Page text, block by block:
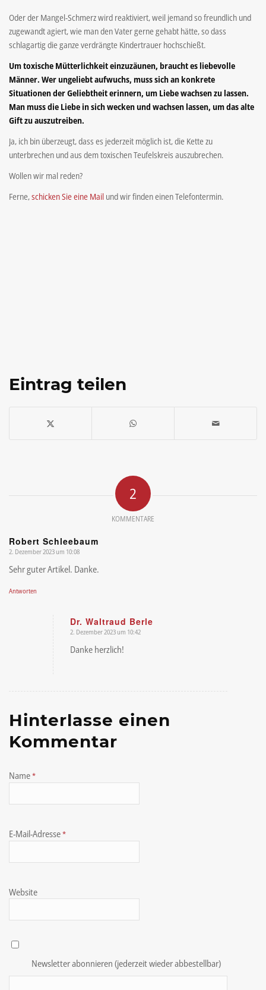
Oder der Mangel-Schmerz wird reaktiviert, weil jemand so freundlich und
zugewandt agiert, wie man den Vater gerne gehabt hätte, so dass
schlagartig die ganze verdrängte Kindertrauer hochschießt.
Um toxische Mütterlichkeit einzuzäunen, braucht es liebevolle
Männer. Wer ungeliebt aufwuchs, muss sich an konkrete
Situationen der Geliebtheit erinnern, um Liebe wachsen zu lassen.
Man muss die Liebe in sich wecken und wachsen lassen, um das alte
Gift zu auszutreiben.
Ja, ich bin überzeugt, dass es jederzeit möglich ist, die Kette zu
unterbrechen und aus dem toxischen Teufelskreis auszubrechen.
Wollen wir mal reden?
Ferne,schicken Sie eine Mail und wir finden einen Telefontermin.
Eintrag teilen
2
KOMMENTARE
Robert Schleebaum
sagte:
2. Dezember 2023 um 10:08
Sehr guter Artikel. Danke.
Antworten
Dr. Waltraud Berle
sagte:
2. Dezember 2023 um 10:42
Danke herzlich!
Hinterlasse einen
Kommentar
Name*
E-Mail-Adresse*
Website
Newsletter abonnieren (jederzeit wieder abbestellbar)